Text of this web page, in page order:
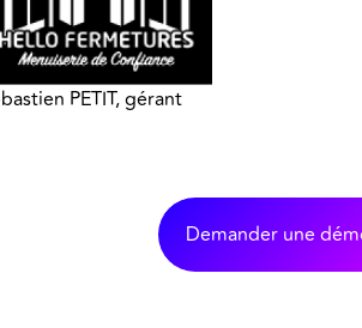
PETIT, gérant
Demander une